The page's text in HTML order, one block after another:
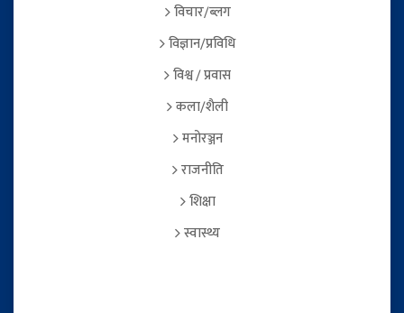
विचार/ब्लग
विज्ञान/प्रविधि
विश्व / प्रवास
कला/शैली
मनोरञ्जन
राजनीति
शिक्षा
स्वास्थ्य